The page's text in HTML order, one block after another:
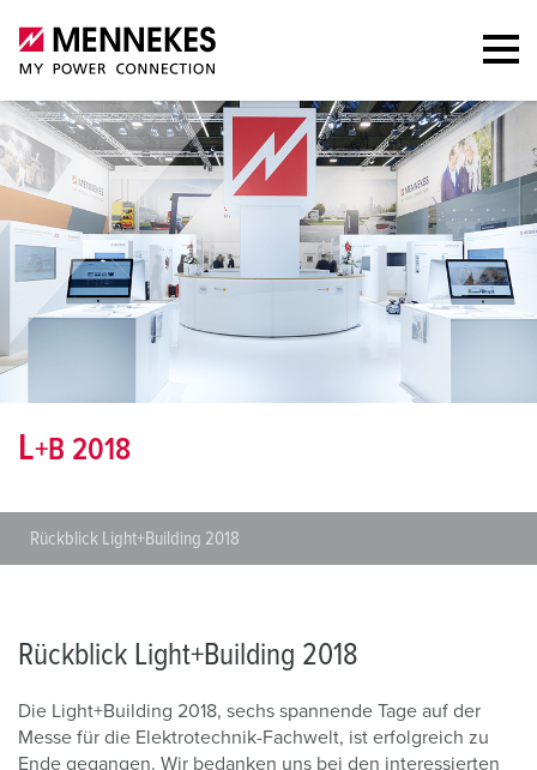
L+B 2018
Rückblick Light+Building 2018
Rückblick Light+Building 2018
Die Light+Building 2018, sechs spannende Tage auf der
Messe für die Elektrotechnik-Fachwelt, ist erfolgreich zu
Ende gegangen. Wir bedanken uns bei den interessierten